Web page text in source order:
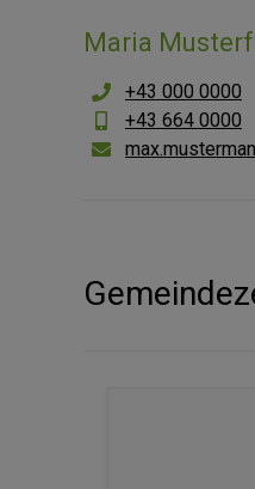
Maria
+43 000 0000
+43 664 0000